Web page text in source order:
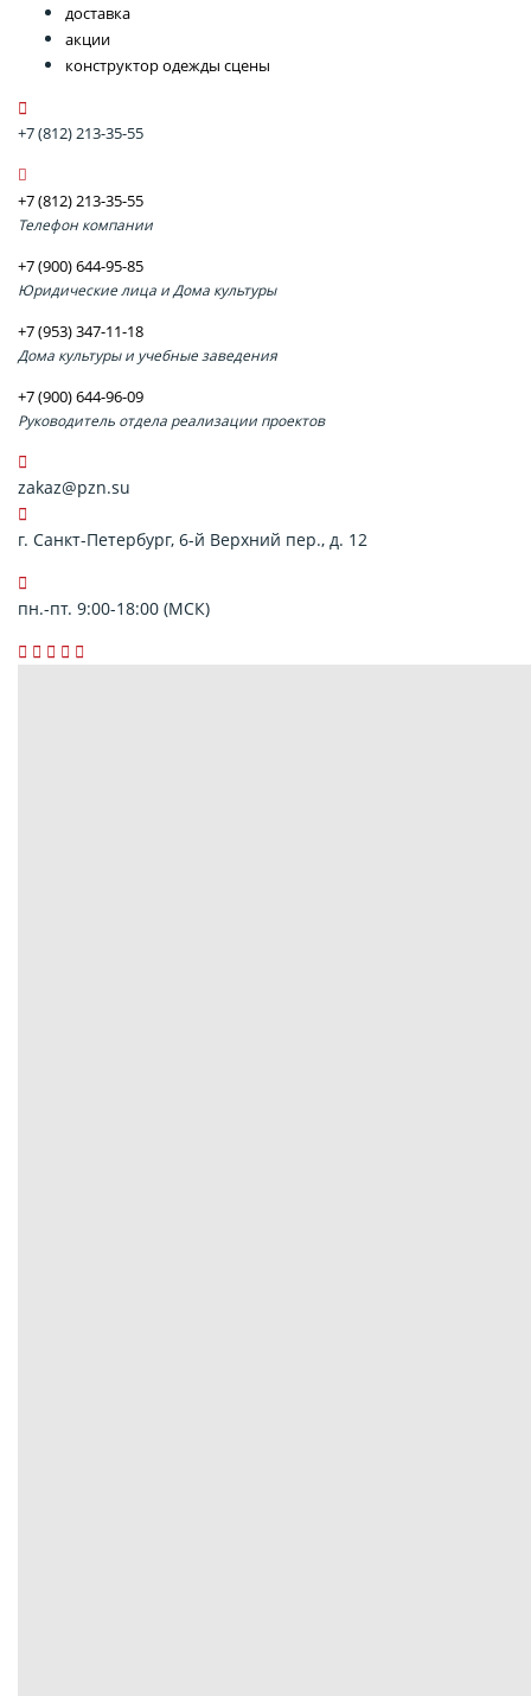
доставка
акции
конструктор одежды сцены
+7 (812) 213-35-55
+7 (812) 213-35-55
Телефон компании
+7 (900) 644-95-85
Юридические лица и Дома культуры
+7 (953) 347-11-18
Дома культуры и учебные заведения
+7 (900) 644-96-09
Руководитель отдела реализации проектов
zakaz@pzn.su
г. Санкт-Петербург, 6-й Верхний пер., д. 12
пн.-пт. 9:00-18:00 (МСК)